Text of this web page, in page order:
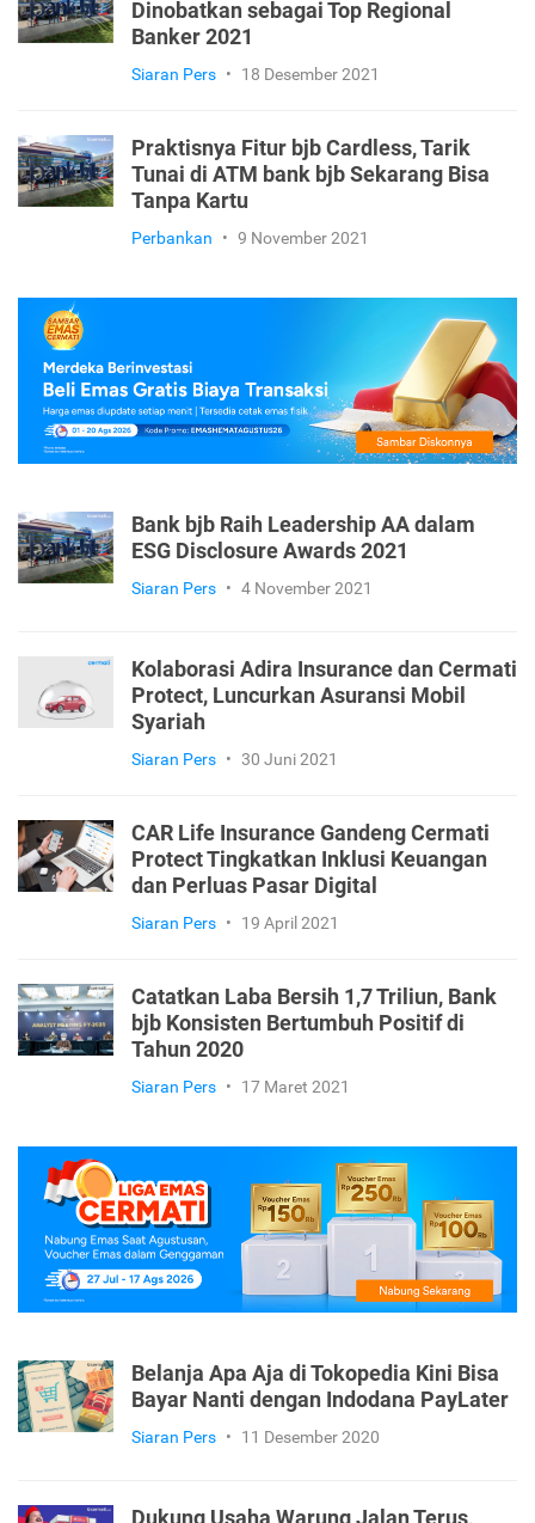
Dinobatkan sebagai Top Regional
Banker 2021
Siaran Pers • 18 Desember 2021
Praktisnya Fitur bjb Cardless, Tarik
Tunai di ATM bank bjb Sekarang Bisa
Tanpa Kartu
Perbankan • 9 November 2021
Bank bjb Raih Leadership AA dalam
ESG Disclosure Awards 2021
Siaran Pers • 4 November 2021
Kolaborasi Adira Insurance dan Cermati
Protect, Luncurkan Asuransi Mobil
Syariah
Siaran Pers • 30 Juni 2021
CAR Life Insurance Gandeng Cermati
Protect Tingkatkan Inklusi Keuangan
dan Perluas Pasar Digital
Siaran Pers • 19 April 2021
Catatkan Laba Bersih 1,7 Triliun, Bank
bjb Konsisten Bertumbuh Positif di
Tahun 2020
Siaran Pers • 17 Maret 2021
Belanja Apa Aja di Tokopedia Kini Bisa
Bayar Nanti dengan Indodana PayLater
Siaran Pers • 11 Desember 2020